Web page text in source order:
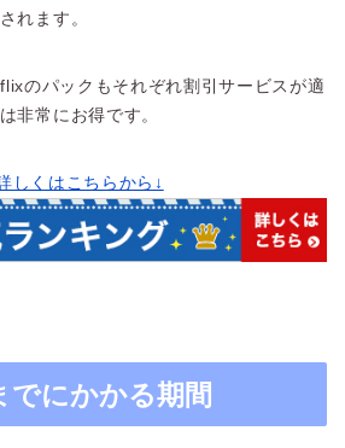
れます。
のパックもそれぞれ割引サービスが適
非常にお得です。
しくはこちらから↓
でにかかる期間